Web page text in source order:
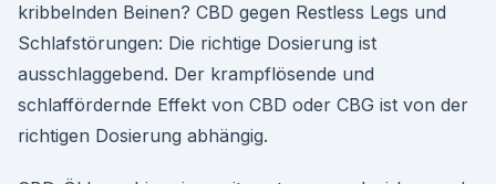
kribbelnden Beinen? CBD gegen Restless Legs und
Schlafstörungen: Die richtige Dosierung ist
ausschlaggebend. Der krampflösende und
schlaffördernde Effekt von CBD oder CBG ist von der
richtigen Dosierung abhängig.